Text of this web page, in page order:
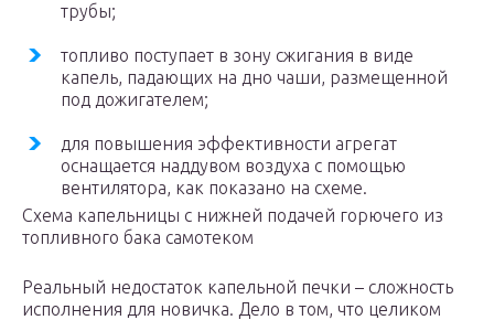
трубы;
топливо поступает в зону сжигания в виде
капель, падающих на дно чаши, размещенной
под дожигателем;
для повышения эффективности агрегат
оснащается наддувом воздуха с помощью
вентилятора, как показано на схеме.
Схема капельницы с нижней подачей горючего из
топливного бака самотеком
Реальный недостаток капельной печки – сложность
исполнения для новичка. Дело в том, что целиком